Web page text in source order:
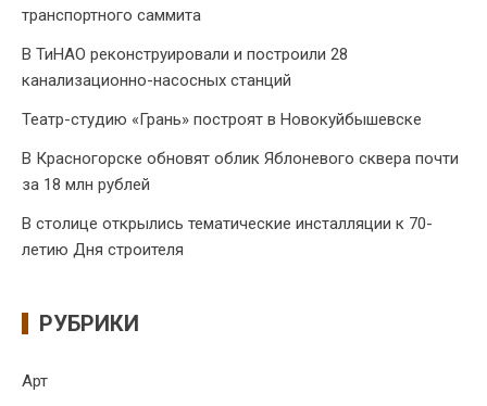
транспортного саммита
В ТиНАО реконструировали и построили 28
канализационно-насосных станций
Театр-студию «Грань» построят в Новокуйбышевске
В Красногорске обновят облик Яблоневого сквера почти
за 18 млн рублей
В столице открылись тематические инсталляции к 70-
летию Дня строителя
РУБРИКИ
Арт